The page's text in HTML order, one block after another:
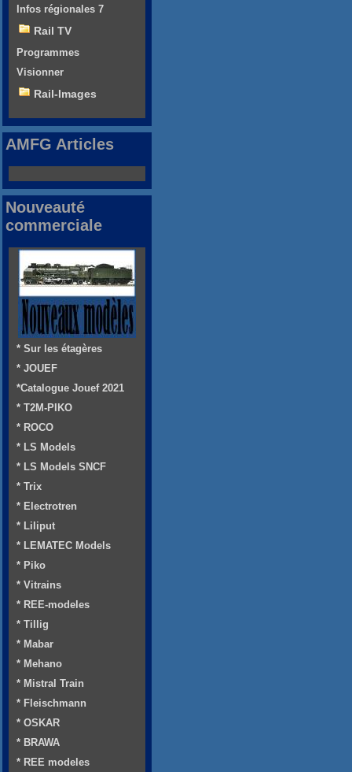
Infos régionales 7
Rail TV
Programmes
Visionner
Rail-Images
AMFG Articles
Nouveauté
commerciale
* Sur les étagères
* JOUEF
*Catalogue Jouef 2021
* T2M-PIKO
* ROCO
* LS Models
* LS Models SNCF
* Trix
* Electrotren
* Liliput
* LEMATEC Models
* Piko
* Vitrains
* REE-modeles
* Tillig
* Mabar
* Mehano
* Mistral Train
* Fleischmann
* OSKAR
* BRAWA
* REE modeles